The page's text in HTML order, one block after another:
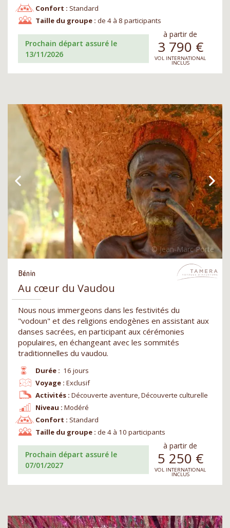
Confort : Standard
Taille du groupe : de 4 à 8 participants
Prochain départ assuré le
13/11/2026
à partir de
3 790 €
VOL INTERNATIONAL
INCLUS
Bénin
Au cœur du Vaudou
Nous nous immergeons dans les festivités du
"vodoun" et des religions endogènes en assistant aux
danses sacrées, en participant aux cérémonies
populaires, en échangeant avec les sommités
traditionnelles du vaudou.
Durée : 16 jours
Niveau : Modéré
Voyage : Exclusif
Confort : Standard
Activités : Découverte aventure, Découverte culturelle
Taille du groupe : de 4 à 10 participants
Prochain départ assuré le
07/01/2027
à partir de
5 250 €
VOL INTERNATIONAL
INCLUS